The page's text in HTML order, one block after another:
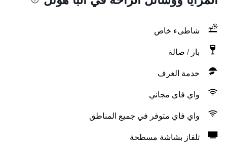
شاطىء خاص
بار / صالة
خدمة الغرف
واي فاي مجاني
واي فاي متوفر في جميع المناطق
تلفاز بشاشة مسطحة